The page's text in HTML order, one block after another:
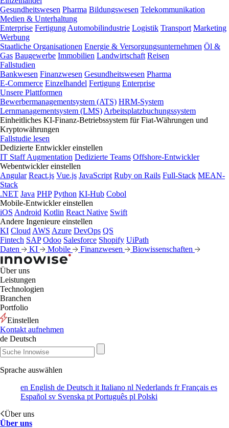
Gesundheitswesen Pharma Bildungswesen Telekommunikation
Medien & Unterhaltung
Enterprise Fertigung Automobilindustrie Logistik Transport Marketing
Werbung
Staatliche Organisationen Energie & Versorgungsunternehmen Öl &
Gas Baugewerbe Immobilien Landwirtschaft Reisen
Fallstudien
Bankwesen Finanzwesen Gesundheitswesen Pharma
E-Commerce Einzelhandel Fertigung Enterprise
Unsere Plattformen
Bewerbermanagementsystem (ATS) HRM-System
Lernmanagementsystem (LMS) Arbeitsplatzbuchungssystem
Einheitliches KI-Finanz-Betriebssystem für Fiat-Währungen und
Kryptowährungen
Fallstudie lesen
Dedizierte Entwickler einstellen
IT Staff Augmentation Dedizierte Teams Offshore-Entwickler
Webentwickler einstellen
Angular React.js Vue.js JavaScript Ruby on Rails Full-Stack MEAN-
Stack
.NET Java PHP Python KI-Hub Cobol
Mobile-Entwickler einstellen
iOS Android Kotlin React Native Swift
Andere Ingenieure einstellen
KI Cloud AWS Azure DevOps QS
Fintech SAP Odoo Salesforce Shopify UiPath
Daten
KI Mobile Finanzwesen Biowissenschaften
Über uns
Leistungen
Technologien
Branchen
Portfolio
Einstellen
Kontakt aufnehmen
de Deutsch
Sprache auswählen
en English de Deutsch it Italiano nl Nederlands frFrançais es
Español sv Svenska pt Português pl Polski
Über uns
Über uns